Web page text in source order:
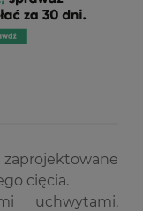
cięcia.
uchwytami,